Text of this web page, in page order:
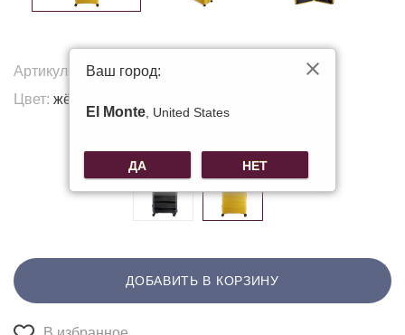
Артикул:
001-20
Цвет: жёлтый
ДОБАВИТЬ В КОРЗИНУ
Ваш город:
El Monte , United States
ДА НЕТ